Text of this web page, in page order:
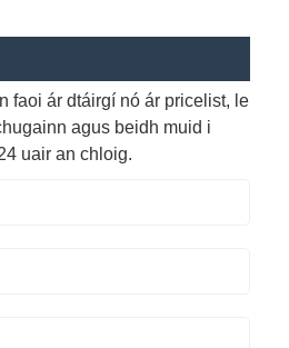
faoi ár dtáirgí nó ár pricelist, le
agus beidh muid i
uair an chloig.